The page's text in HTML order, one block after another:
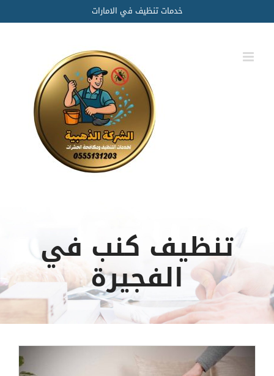
to
content
خدمات تنظيف في الامارات
تنظيف كنب في
الفجيرة